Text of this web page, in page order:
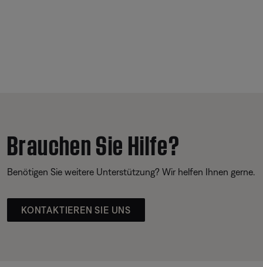
Brauchen Sie Hilfe?
Benötigen Sie weitere Unterstützung? Wir helfen Ihnen gerne.
KONTAKTIEREN SIE UNS